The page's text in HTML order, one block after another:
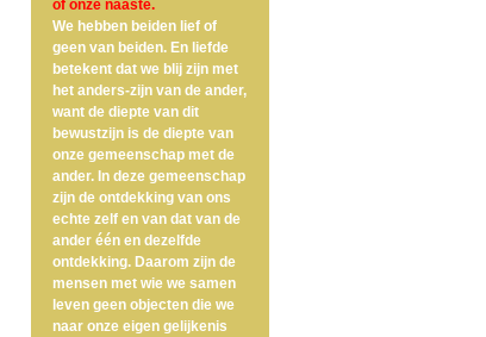
of onze naaste.
We hebben beiden lief of
geen van beiden. En liefde
betekent dat we blij zijn met
het anders-zijn van de ander,
want de diepte van dit
bewustzijn is de diepte van
onze gemeenschap met de
ander. In deze gemeenschap
zijn de ontdekking van ons
echte zelf en van dat van de
ander één en dezelfde
ontdekking. Daarom zijn de
mensen met wie we samen
leven geen objecten die we
naar onze eigen gelijkenis